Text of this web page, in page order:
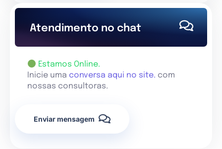
Atendimento no chat
Estamos Online.
Inicie uma conversa aqui no site. com
nossas consultoras.
Enviar mensagem